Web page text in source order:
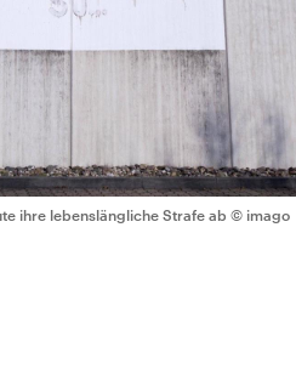
ihre lebenslängliche Strafe ab © imago